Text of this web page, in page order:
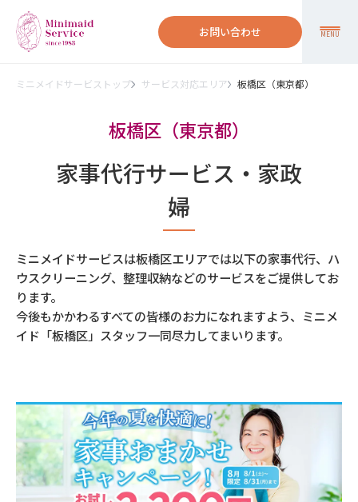
お問い合わせ MENU
ミニメイドサービストップ サービス対応エリア 板橋区（東京都）
板橋区（東京都）
家事代行サービス・家政
婦
ミニメイドサービスは板橋区エリアでは以下の家事代行、ハ
ウスクリーニング、整理収納などのサービスをご提供してお
ります。
今後もかかわるすべての皆様のお力になれますよう、ミニメ
イド「板橋区」スタッフ一同尽力してまいります。